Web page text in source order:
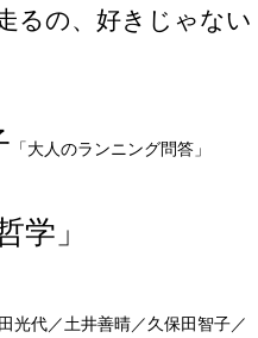
るの、好きじゃない
「大人のランニング問答」
学」
光代／土井善晴／久保田智子／